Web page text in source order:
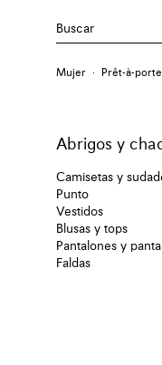
Buscar
Mujer Prêt-à-
Abrigos y
Camisetas y
Punto
Vestidos
Blusas y tops
Pantalones y
Faldas